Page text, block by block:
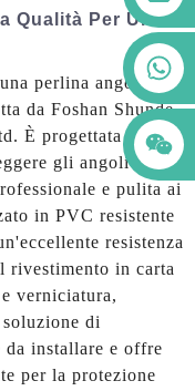
Qualità Per Una
perlina angolare
da Foshan Shunde
È progettata
gli angoli del
e pulita ai
in PVC resistente
resistenza
rivestimento in carta
verniciatura,
di
installare e offre
per la protezione